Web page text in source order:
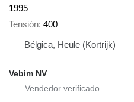
1995
Tensión 400
Bélgica, Heule (Kortrijk)
Vebim NV